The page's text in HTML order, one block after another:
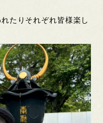
たりそれぞれ皆様楽し